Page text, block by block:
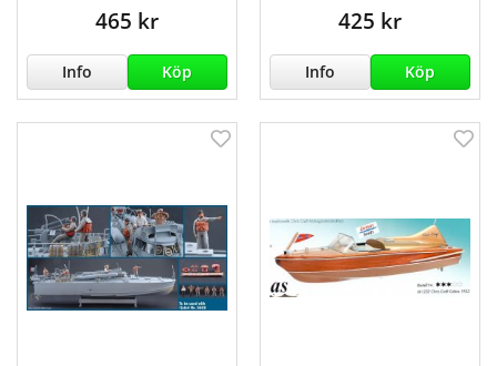
465 kr
Info Köp
425 kr
Info Köp